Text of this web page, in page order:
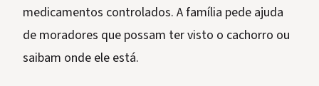
medicamentos controlados. A família pede ajuda
de moradores que possam ter visto o cachorro ou
saibam onde ele está.